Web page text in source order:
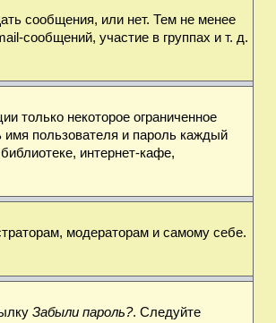
сообщения, или нет. Тем не менее
сообщений, участие в группах и т. д.
только некоторое ограниченное
имя пользователя и пароль каждый
интернет-кафе,
модераторам и самому себе.
Забыли пароль?. Следуйте